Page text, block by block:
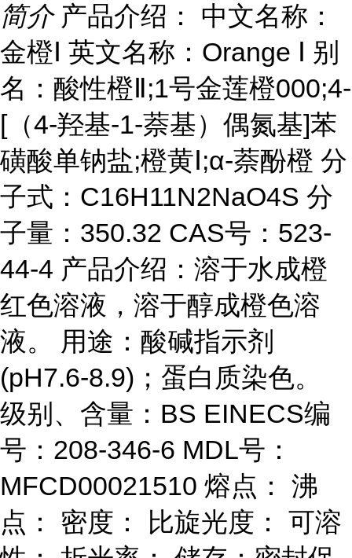
简介 产品介绍： 中文名称：
金橙Ⅰ 英文名称：Orange Ⅰ 别
名：酸性橙Ⅱ;1号金莲橙000;4-
[（4-羟基-1-萘基）偶氮基]苯
磺酸单钠盐;橙黄Ⅰ;α-萘酚橙 分
子式：C16H11N2NaO4S 分
子量：350.32 CAS号：523-
44-4 产品介绍：溶于水成橙
红色溶液，溶于醇成橙色溶
液。 用途：酸碱指示剂
(pH7.6-8.9)；蛋白质染色。
级别、含量：BS EINECS编
号：208-346-6 MDL号：
MFCD00021510 熔点： 沸
点： 密度： 比旋光度： 可溶